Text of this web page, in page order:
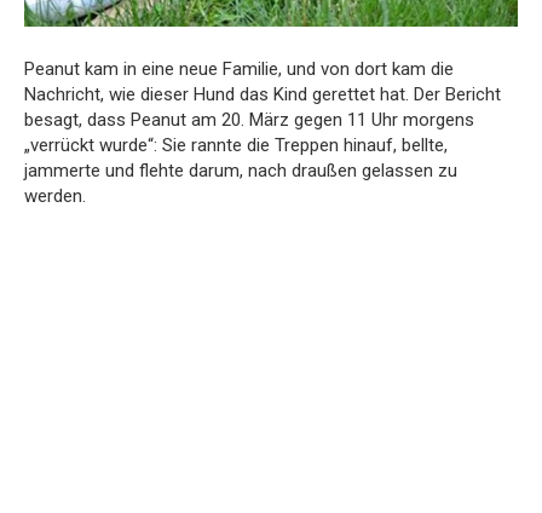
Peanut kam in eine neue Familie, und von dort kam die
Nachricht, wie dieser Hund das Kind gerettet hat. Der Bericht
besagt, dass Peanut am 20. März gegen 11 Uhr morgens
„verrückt wurde“: Sie rannte die Treppen hinauf, bellte,
jammerte und flehte darum, nach draußen gelassen zu
werden.